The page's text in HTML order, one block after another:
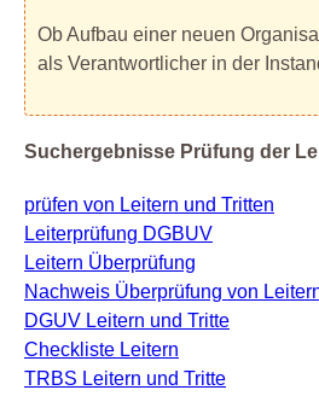
Ob Aufbau einer neuen
als Verantwortlicher in der
Suchergebnisse Prüfung der
prüfen von Leitern und Tritten
Leiterprüfung DGBUV
Leitern Überprüfung
Nachweis Überprüfung von
DGUV Leitern und Tritte
Checkliste Leitern
TRBS Leitern und Tritte